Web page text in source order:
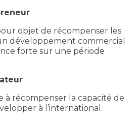
objet de récompenser les
développement commercial
forte sur une période
à récompenser la capacité de
à l’international.